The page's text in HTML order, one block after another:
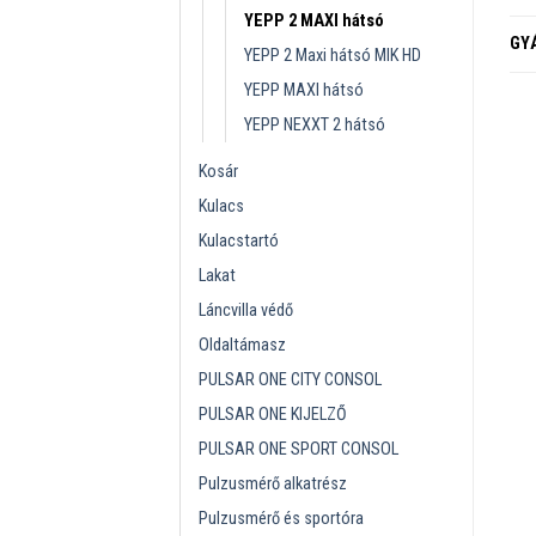
YEPP 2 MAXI hátsó
YEPP 2 Maxi hátsó MIK HD
YEPP MAXI hátsó
YEPP NEXXT 2 hátsó
Kosár
Kulacs
Kulacstartó
Lakat
Láncvilla védő
Oldaltámasz
PULSAR ONE CITY CONSOL
PULSAR ONE KIJELZŐ
PULSAR ONE SPORT CONSOL
Pulzusmérő alkatrész
Pulzusmérő és sportóra